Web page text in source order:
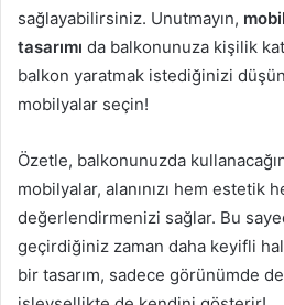
sağlayabilirsiniz. Unutmayın,
tasarımı da balkonunuza kişilik
balkon yaratmak istediğinizi
mobilyalar seçin!
Özetle, balkonunuzda
mobilyalar, alanınızı hem estetik
değerlendirmenizi sağlar. Bu
geçirdiğiniz zaman daha keyifli
bir tasarım, sadece görünümde